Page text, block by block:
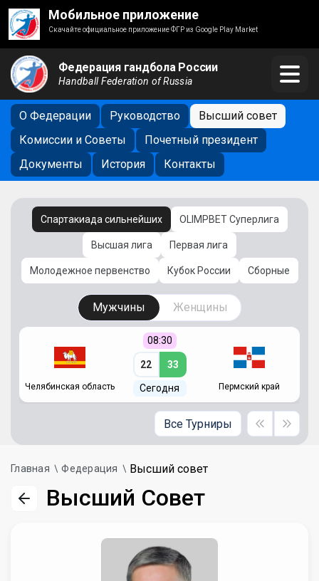
Мобильное приложение
Скачайте официальное приложение ФГР из Google Play Market
Федерация гандбола России
Handball Federation of Russia
О Федерации Руководство
Высший совет
Комиссии и Советы
Почетный президент
Документы
История Контакты
Спартакиада сильнейших OLIMPBET Суперлига
Высшая лига Первая лига
Молодежное первенство Кубок России Сборные
Мужчины Женщины
Челябинская область
08:30
22 33
Сегодня Пермский край
Все Турниры
Главная Федерация Высший совет
Высший Совет